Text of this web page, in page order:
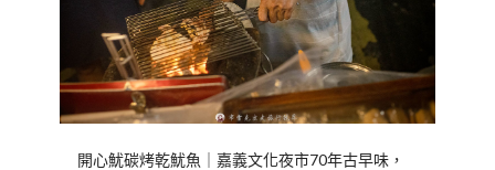
開心魷碳烤乾魷魚｜嘉義文化夜市70年古早味，